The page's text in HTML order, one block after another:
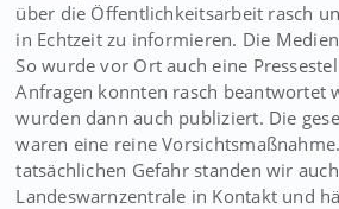
über die Öffentlichkeitsarbeit rasch
in Echtzeit zu informieren. Die
So wurde vor Ort auch eine
Anfragen konnten rasch beantwortet
wurden dann auch publiziert. Die
waren eine reine
tatsächlichen Gefahr standen wir
Landeswarnzentrale in Kontakt und